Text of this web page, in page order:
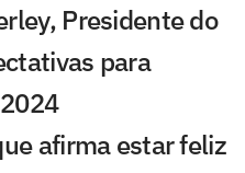
Presidente do
para
afirma estar feliz